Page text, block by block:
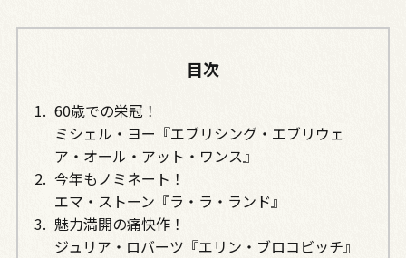
目次
60歳での栄冠！
ミシェル・ヨー『エブリシング・エブリウェ
ア・オール・アット・ワンス』
今年もノミネート！
エマ・ストーン『ラ・ラ・ランド』
魅力満開の痛快作！
ジュリア・ロバーツ『エリン・ブロコビッチ』